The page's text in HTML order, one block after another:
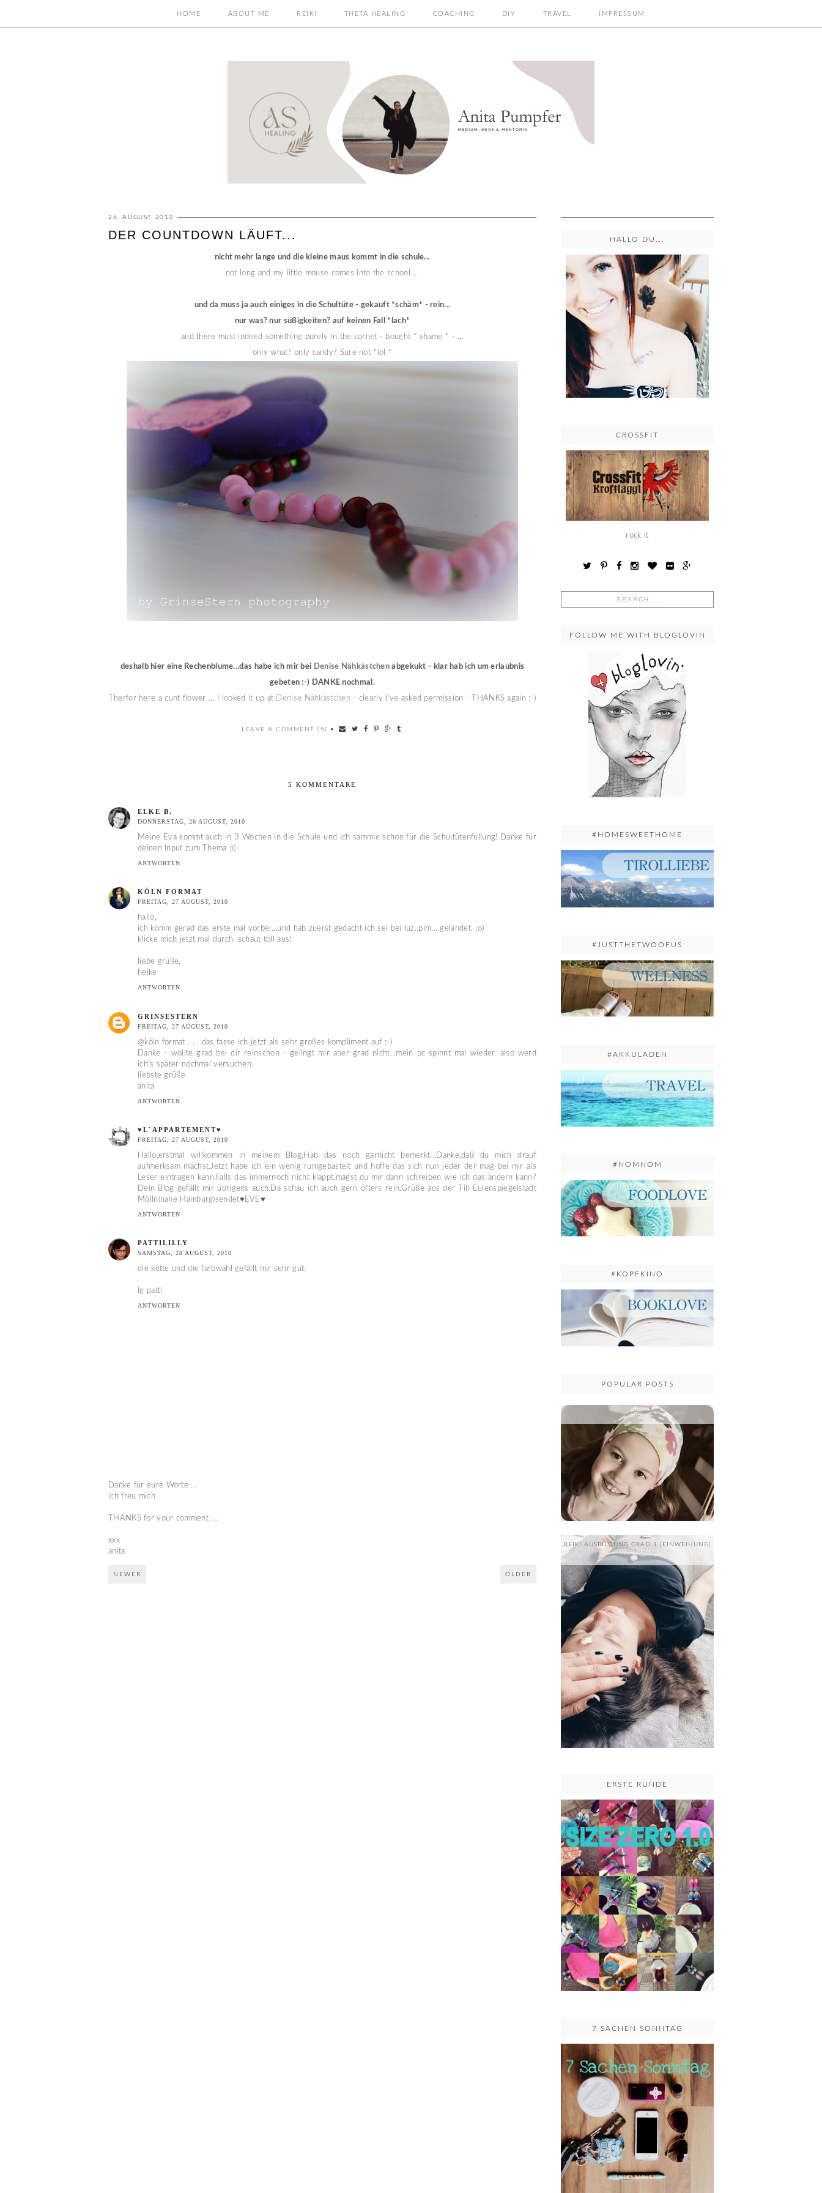
HOME ABOUT ME REIKI THETA HEALING COACHING DIY TRAVEL IMPRESSUM
26. AUGUST 2010
DER COUNTDOWN LÄUFT...
nicht mehr lange und die kleine maus kommt in die schule...
not long and my little mouse comes into the school ...
und da muss ja auch einiges in die Schultüte - gekauft *schäm* - rein...
nur was? nur süßigkeiten? auf keinen Fall *lach*
and there must indeed something purely in the cornet - bought * shame * - ...
only what? only candy? Sure not *lol *
deshalb hier eine Rechenblume...das habe ich mir bei Denise Nähkästchen abgekukt - klar hab ich um erlaubnis
gebeten :-) DANKE nochmal.
Therfor here a cunt flower ... I looked it up at Denise Nähkästchen - clearly I've asked permission - THANKS again :-)
LEAVE A COMMENT (5) •
5 KOMMENTARE
ELKE B.
DONNERSTAG, 26 AUGUST, 2010
Meine Eva kommt auch in 3 Wochen in die Schule und ich sammle schon für die Schultütenfüllung! Danke für
deinen Input zum Thema :))
ANTWORTEN
KÖLN FORMAT
FREITAG, 27 AUGUST, 2010
hallo,
ich komm gerad das erste mal vorbei...und hab zuerst gedacht ich sei bei luz..pim... gelandet. ;o)
klicke mich jetzt mal durch. schaut toll aus!
liebe grüße,
heike
ANTWORTEN
GRINSESTERN
FREITAG, 27 AUGUST, 2010
@köln format . . . das fasse ich jetzt als sehr großes kompliment auf :-)
Danke - wollte grad bei dir reinschon - gelingt mir aber grad nicht...mein pc spinnt mal wieder. also werd
ich's später nochmal versuchen.
liebste grüße
anita
ANTWORTEN
♥L`APPARTEMENT♥
FREITAG, 27 AUGUST, 2010
Hallo,erstmal willkommen in meinem Blog.Hab das noch garnicht bemerkt...Danke,daß du mich drauf
aufmerksam machst.Jetzt habe ich ein wenig rumgebastelt und hoffe das sich nun jeder der mag bei mir als
Leser eintragen kann.Falls das immernoch nicht klappt,magst du mir dann schreiben wie ich das ändern kann?
Dein Blog gefällt mir übrigens auch.Da schau ich auch gern öfters rein.Grüße aus der Till Eulenspiegelstadt
Mölln(nahe Hamburg)sendet♥EVE♥
ANTWORTEN
PATTILILLY
SAMSTAG, 28 AUGUST, 2010
die kette und die farbwahl gefällt mir sehr gut.
lg patti
ANTWORTEN
Danke für eure Worte ...
ich freu mich
THANKS for your comment ...
xxx
anita
NEWER OLDER
HALLO DU...
CROSSFIT
rock it
FOLLOW ME WITH BLOGLOVIN
#HOMESWEETHOME
#JUSTTHETWOOFUS
#AKKULADEN
#NOMNOM
#KOPFKINO
POPULAR POSTS
...
REIKI AUSBILDUNG GRAD 1 {EINWEIHUNG}
....
ERSTE RUNDE
7 SACHEN SONNTAG